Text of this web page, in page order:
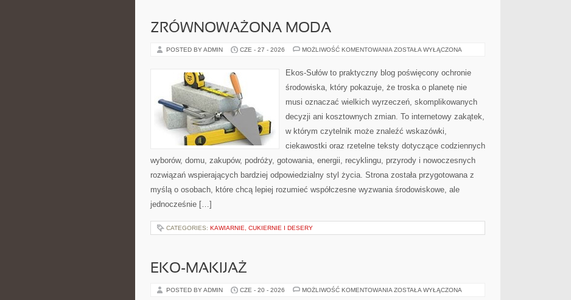
ZRÓWNOWAŻONA MODA
POSTED BY ADMIN CZE - 27 - 2026 MOŻLIWOŚĆ KOMENTOWANIA ZRÓWNOWAŻONA
ZOSTAŁA WYŁĄCZONA
Ekos-Sułów to praktyczny blog poświęcony ochronie
środowiska, który pokazuje, że troska o planetę nie
musi oznaczać wielkich wyrzeczeń, skomplikowanych
decyzji ani kosztownych zmian. To internetowy zakątek,
w którym czytelnik może znaleźć wskazówki,
ciekawostki oraz rzetelne teksty dotyczące codziennych
wyborów, domu, zakupów, podróży, gotowania, energii, recyklingu, przyrody i nowoczesnych
rozwiązań wspierających bardziej odpowiedzialny styl życia. Strona została przygotowana z
myślą o osobach, które chcą lepiej rozumieć współczesne wyzwania środowiskowe, ale
jednocześnie […]
CATEGORIES: KAWIARNIE, CUKIERNIE I DESERY
EKO-MAKIJAŻ
POSTED BY ADMIN CZE - 20 - 2026 MOŻLIWOŚĆ KOMENTOWANIA EKO-
ZOSTAŁA WYŁĄCZONA